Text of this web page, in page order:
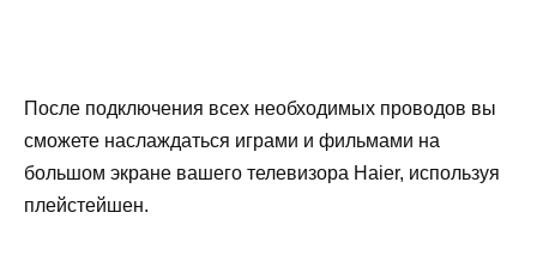
После подключения всех необходимых проводов вы
сможете наслаждаться играми и фильмами на
большом экране вашего телевизора Haier, используя
плейстейшен.